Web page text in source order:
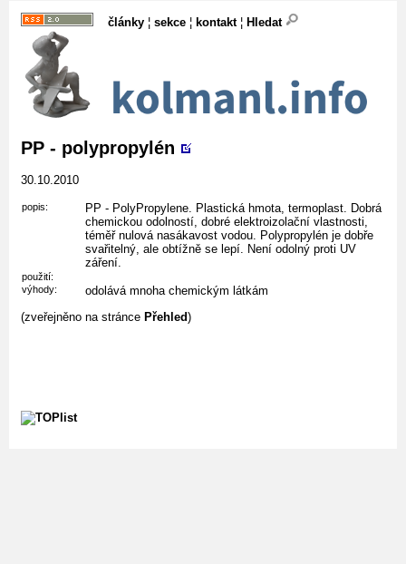
články ¦ sekce ¦ kontakt¦ Hledat
PP - polypropylén
30.10.2010
popis:
PP - PolyPropylene. Plastická hmota, termoplast. Dobrá
chemickou odolností, dobré elektroizolační vlastnosti,
téměř nulová nasákavost vodou. Polypropylén je dobře
svařitelný, ale obtížně se lepí. Není odolný proti UV
záření.
použití:
výhody:
odolává mnoha chemickým látkám
(zveřejněno na stránce Přehled)